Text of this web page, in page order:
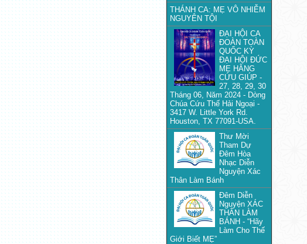
THÁNH CA: MẸ VÔ NHIỄM
NGUYÊN TỘI
ĐẠI HỘI CA
ĐOÀN TOÀN
QUỐC KỲ
ĐẠI HỘI ĐỨC
MẸ HẰNG
CỨU GIÚP -
27, 28, 29, 30
Tháng 06, Năm 2024 - Dòng
Chúa Cứu Thế Hải Ngoại -
3417 W. Little York Rd.
Houston, TX 77091-USA.
Thư Mời
Tham Dự
Đêm Hòa
Nhạc Diễn
Nguyện Xác
Thân Làm Bánh
Đêm Diễn
Nguyện XÁC
THÂN LÀM
BÁNH - “Hãy
Làm Cho Thế
Giới Biết MẸ”